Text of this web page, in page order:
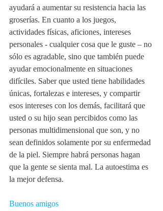
ayudará a aumentar su resistencia hacia las
groserías. En cuanto a los juegos,
actividades físicas, aficiones, intereses
personales - cualquier cosa que le guste – no
sólo es agradable, sino que también puede
ayudar emocionalmente en situaciones
difíciles. Saber que usted tiene habilidades
únicas, fortalezas e intereses, y compartir
esos intereses con los demás, facilitará que
usted o su hijo sean percibidos como las
personas multidimensional que son, y no
sean definidos solamente por su enfermedad
de la piel. Siempre habrá personas hagan
que la gente se sienta mal. La autoestima es
la mejor defensa.
Buenos amigos